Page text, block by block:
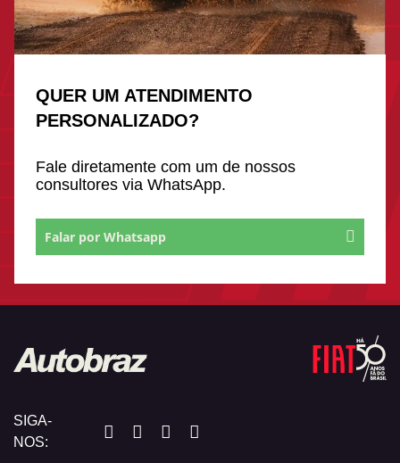
QUER UM ATENDIMENTO
PERSONALIZADO?
Fale diretamente com um de nossos
consultores via WhatsApp.
Falar por Whatsapp
SIGA-
NOS: